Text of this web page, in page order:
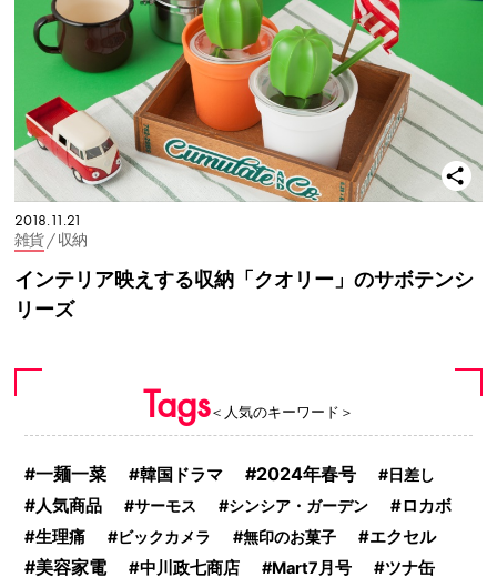
2018.11.21
雑貨/ 収納
インテリア映えする収納「クオリー」のサボテンシ
リーズ
Tags＜人気のキーワード＞
一麺一菜 韓国ドラマ 2024年春号 日差し
人気商品 サーモス シンシア・ガーデン
ロカボ
生理痛
ビックカメラ 無印のお菓子 エクセル
美容家電 中川政七商店 Mart7月号 ツナ缶